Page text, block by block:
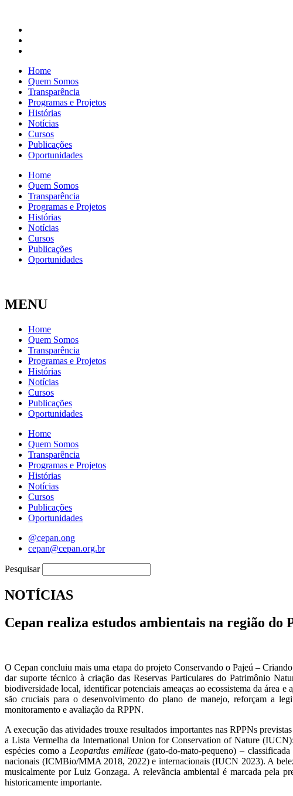
Home
Quem Somos
Transparência
Programas e Projetos
Histórias
Notícias
Cursos
Publicações
Oportunidades
Home
Quem Somos
Transparência
Programas e Projetos
Histórias
Notícias
Cursos
Publicações
Oportunidades
MENU
Home
Quem Somos
Transparência
Programas e Projetos
Histórias
Notícias
Cursos
Publicações
Oportunidades
Home
Quem Somos
Transparência
Programas e Projetos
Histórias
Notícias
Cursos
Publicações
Oportunidades
@cepan.ong
cepan@cepan.org.br
Pesquisar
NOTÍCIAS
Cepan realiza estudos ambientais na região do
O Cepan concluiu mais uma etapa do projeto Conservando o Pajeú –
dar suporte técnico à criação das Reservas Particulares do Patrimônio
biodiversidade local, identificar potenciais ameaças ao ecossistema da área
são cruciais para o desenvolvimento do plano de manejo, reforçam a
monitoramento e avaliação da RPPN.
A execução das atividades trouxe resultados importantes nas RPPNs
a Lista Vermelha da International Union for Conservation of Nature
espécies como a Leopardus emilieae(gato-do-mato-pequeno) –
nacionais (ICMBio/MMA 2018, 2022) e internacionais (IUCN 2023). A
musicalmente por Luiz Gonzaga. A relevância ambiental é marcada pela
historicamente importante.